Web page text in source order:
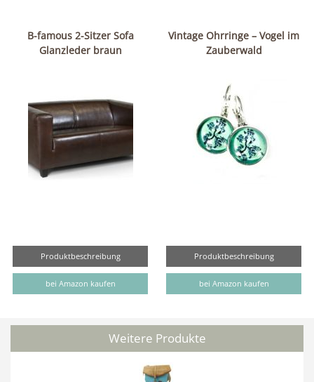
B-famous 2-Sitzer Sofa
Glanzleder braun
Produktbeschreibung
bei Amazon kaufen
Vintage Ohrringe – Vogel im
Zauberwald
Produktbeschreibung
bei Amazon kaufen
Weitere Produkte